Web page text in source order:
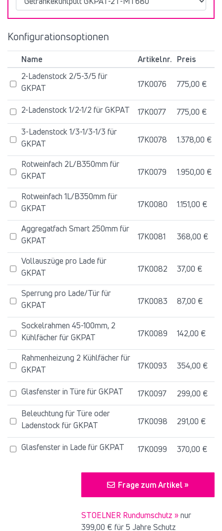
Konfigurationsoptionen
Name Artikelnr. Preis
2-Ladenstock 2/5-3/5 für
GKPAT
17K0076 775,00 €
2-Ladenstock 1/2-1/2 für GKPAT 17K0077
775,00 €
3-Ladenstock 1/3-1/3-1/3 für
GKPAT
17K0078 1.378,00 €
Rotweinfach 2L/B350mm für
GKPAT
17K0079 1.950,00 €
Rotweinfach 1L/B350mm für
GKPAT
17K0080 1.151,00 €
Aggregatfach Smart 250mm für
GKPAT
17K0081 368,00 €
Vollauszüge pro Lade für
GKPAT
17K0082 37,00 €
Sperrung pro Lade/Tür für
GKPAT
17K0083 87,00 €
Sockelrahmen 45-100mm, 2
Kühlfächer für GKPAT
17K0089 142,00 €
Rahmenheizung 2 Kühlfächer für
GKPAT
17K0093 354,00 €
Glasfenster in Türe für GKPAT 17K0097
299,00 €
Beleuchtung für Türe oder
Ladenstock für GKPAT
17K0098 291,00 €
Glasfenster in Lade für GKPAT 17K0099 370,00 €
Frage zum Artikel »
STOELNER Rundumschutz »nur
399,00 €für 5 Jahre Schutz